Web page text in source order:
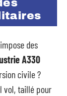
impose des
A330
civile ?
vol, taillé pour